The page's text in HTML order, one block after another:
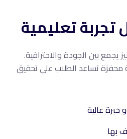
تعليمية
يجمع بين الجودة والاحترافية.
محفزة تساعد الطلاب على تحقيق
عالية
بها